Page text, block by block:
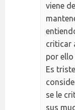
viene
criticar
por
Es
se le
sus